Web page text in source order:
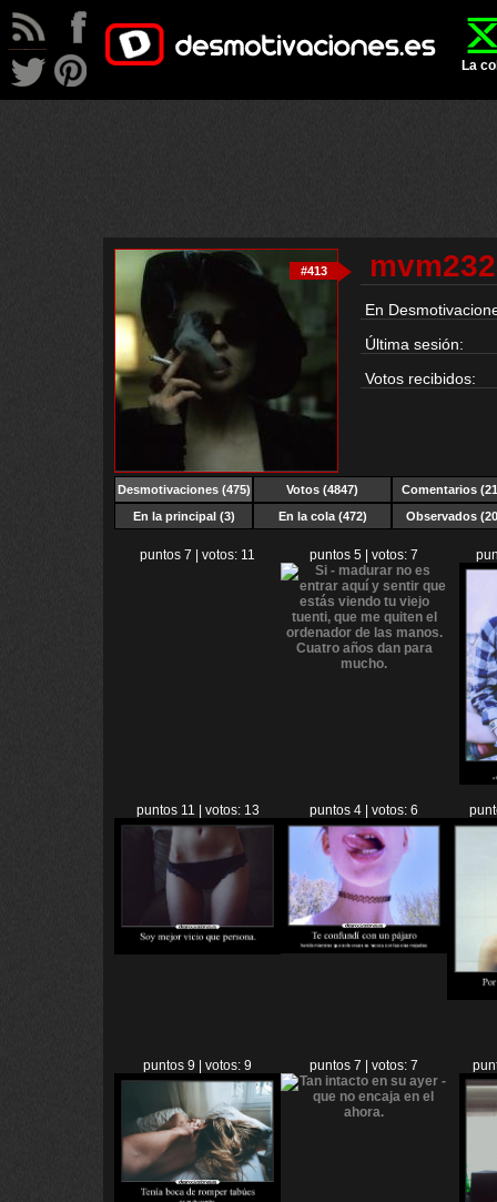
La
#413
En
Última sesión:
Votos recibidos:
Desmotivaciones(475) Votos (4847)
Comentarios
En la principal (3)
En la cola (472) Observados
puntos 7 | votos: 11 puntos 5 | votos: 7
puntos 11 | votos: 13 puntos 4 | votos: 6
puntos 9 | votos: 9 puntos 7 | votos: 7